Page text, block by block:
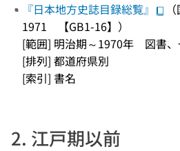
『日本地方史誌目録総覧』
1971 【GB1-16】）
[範囲] 明治期～1970年 図書、
[排列] 都道府県別
[索引] 書名
2. 江戸期以前